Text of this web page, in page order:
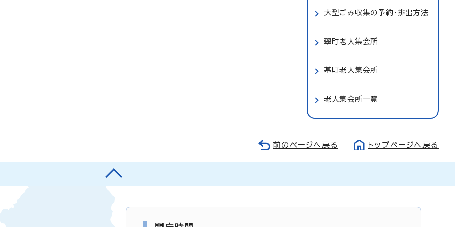
大型ごみ収集の予約・排出方法
翠町老人集会所
基町老人集会所
老人集会所一覧
前のページへ戻る トップページへ戻る